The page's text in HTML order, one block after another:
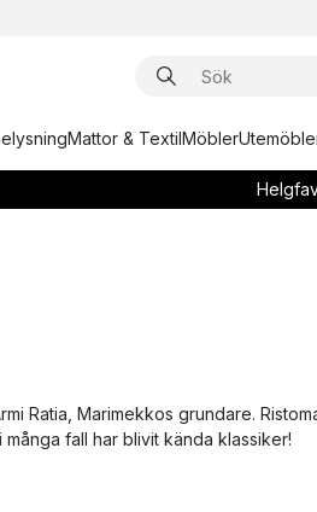
Mattor & TextilMöbler
Ratia, Marimekkos grundare.
fall har blivit kända klassiker!